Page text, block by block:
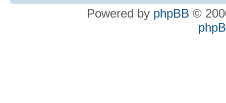
Powered by phpBB ©